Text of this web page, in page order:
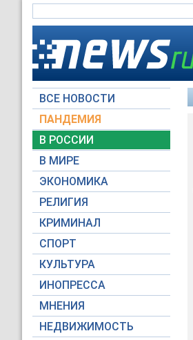
ВСЕ НОВОСТИ
ПАНДЕМИЯ
В РОССИИ
В МИРЕ
ЭКОНОМИКА
РЕЛИГИЯ
КРИМИНАЛ
СПОРТ
КУЛЬТУРА
ИНОПРЕССА
МНЕНИЯ
НЕДВИЖИМОСТЬ